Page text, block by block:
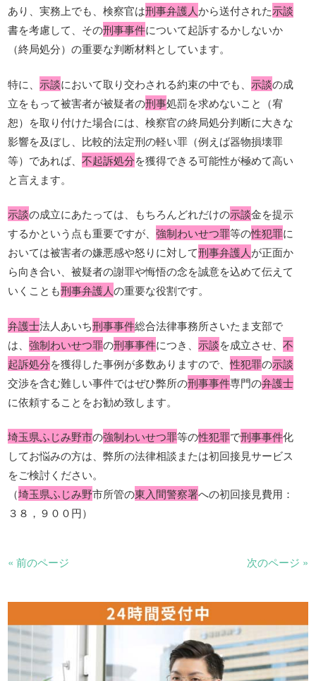
あり、実務上でも、検察官は刑事弁護人から送付された示談
書を考慮して、その刑事事件について起訴するかしないか
（終局処分）の重要な判断材料としています。
特に、 示談において取り交わされる約束の中でも、 示談の成
立をもって被害者が被疑者の刑事処罰を求めないこと（宥
恕）を取り付けた場合には、検察官の終局処分判断に大きな
影響を及ぼし、比較的法定刑の軽い罪（例えば器物損壊罪
等）であれば、不起訴処分を獲得できる可能性が極めて高い
と言えます。
示談の成立にあたっては、もちろんどれだけの示談金を提示
するかという点も重要ですが、強制わいせつ罪等の性犯罪に
おいては被害者の嫌悪感や怒りに対して刑事弁護人が正面か
ら向き合い、被疑者の謝罪や悔悟の念を誠意を込めて伝えて
いくことも刑事弁護人の重要な役割です。
弁護士法人あいち刑事事件総合法律事務所さいたま支部で
は、強制わいせつ罪の刑事事件につき、 示談を成立させ、不
起訴処分を獲得した事例が多数ありますので、性犯罪の示談
交渉を含む難しい事件ではぜひ弊所の刑事事件専門の弁護士
に依頼することをお勧め致します。
埼玉県ふじみ野市の強制わいせつ罪等の性犯罪で刑事事件化
してお悩みの方は、弊所の法律相談または初回接見サービス
をご検討ください。
（埼玉県ふじみ野市所管の東入間警察署への初回接見費用：
３８，９００円）
« 前のページ 次のページ »